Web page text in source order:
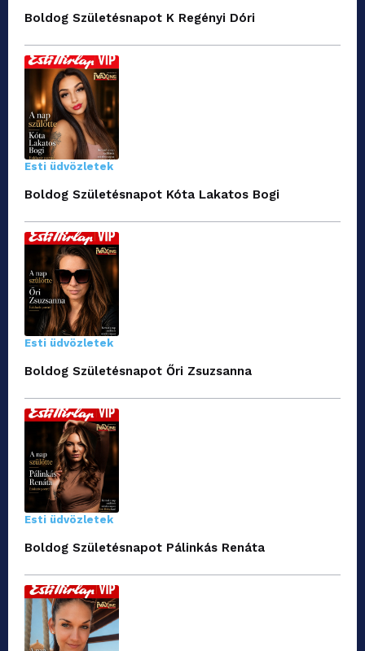
Boldog Születésnapot K Regényi Dóri
Esti üdvözletek
Boldog Születésnapot Kóta Lakatos Bogi
Esti üdvözletek
Boldog Születésnapot Őri Zsuzsanna
Esti üdvözletek
Boldog Születésnapot Pálinkás Renáta